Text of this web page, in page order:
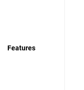
Features